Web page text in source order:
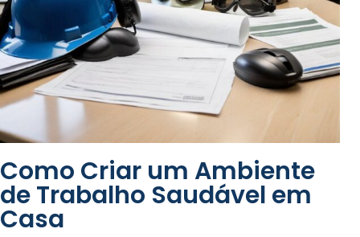
Como Criar um Ambiente
de Trabalho Saudável em
Casa